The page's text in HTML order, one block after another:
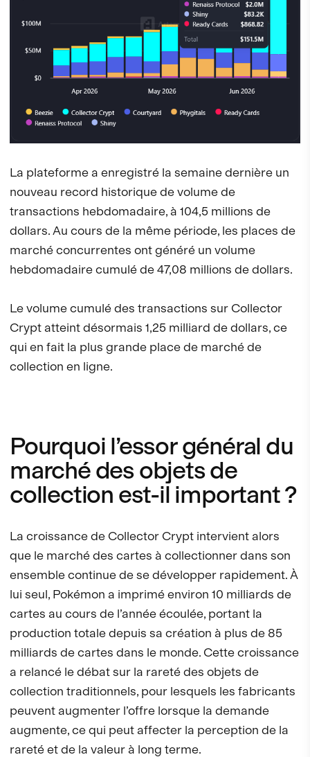
La plateforme a enregistré la semaine dernière un
nouveau record historique de volume de
transactions hebdomadaire, à 104,5 millions de
dollars. Au cours de la même période, les places de
marché concurrentes ont généré un volume
hebdomadaire cumulé de 47,08 millions de dollars.
Le volume cumulé des transactions sur Collector
Crypt atteint désormais 1,25 milliard de dollars, ce
qui en fait la plus grande place de marché de
collection en ligne.
Pourquoi l’essor général du
marché des objets de
collection est-il important ?
La croissance de Collector Crypt intervient alors
que le marché des cartes à collectionner dans son
ensemble continue de se développer rapidement. À
lui seul, Pokémon a imprimé environ 10 milliards de
cartes au cours de l’année écoulée, portant la
production totale depuis sa création à plus de 85
milliards de cartes dans le monde. Cette croissance
a relancé le débat sur la rareté des objets de
collection traditionnels, pour lesquels les fabricants
peuvent augmenter l’offre lorsque la demande
augmente, ce qui peut affecter la perception de la
rareté et de la valeur à long terme.